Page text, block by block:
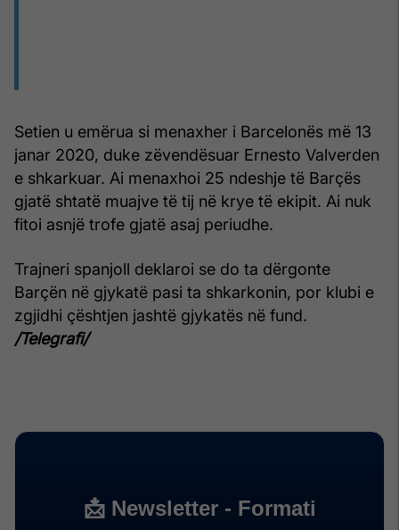
Setien u emërua si menaxher i Barcelonës më 13
janar 2020, duke zëvendësuar Ernesto Valverden
e shkarkuar. Ai menaxhoi 25 ndeshje të Barçës
gjatë shtatë muajve të tij në krye të ekipit. Ai nuk
fitoi asnjë trofe gjatë asaj periudhe.
Trajneri spanjoll deklaroi se do ta dërgonte
Barçën në gjykatë pasi ta shkarkonin, por klubi e
zgjidhi çështjen jashtë gjykatës në fund.
/Telegrafi/